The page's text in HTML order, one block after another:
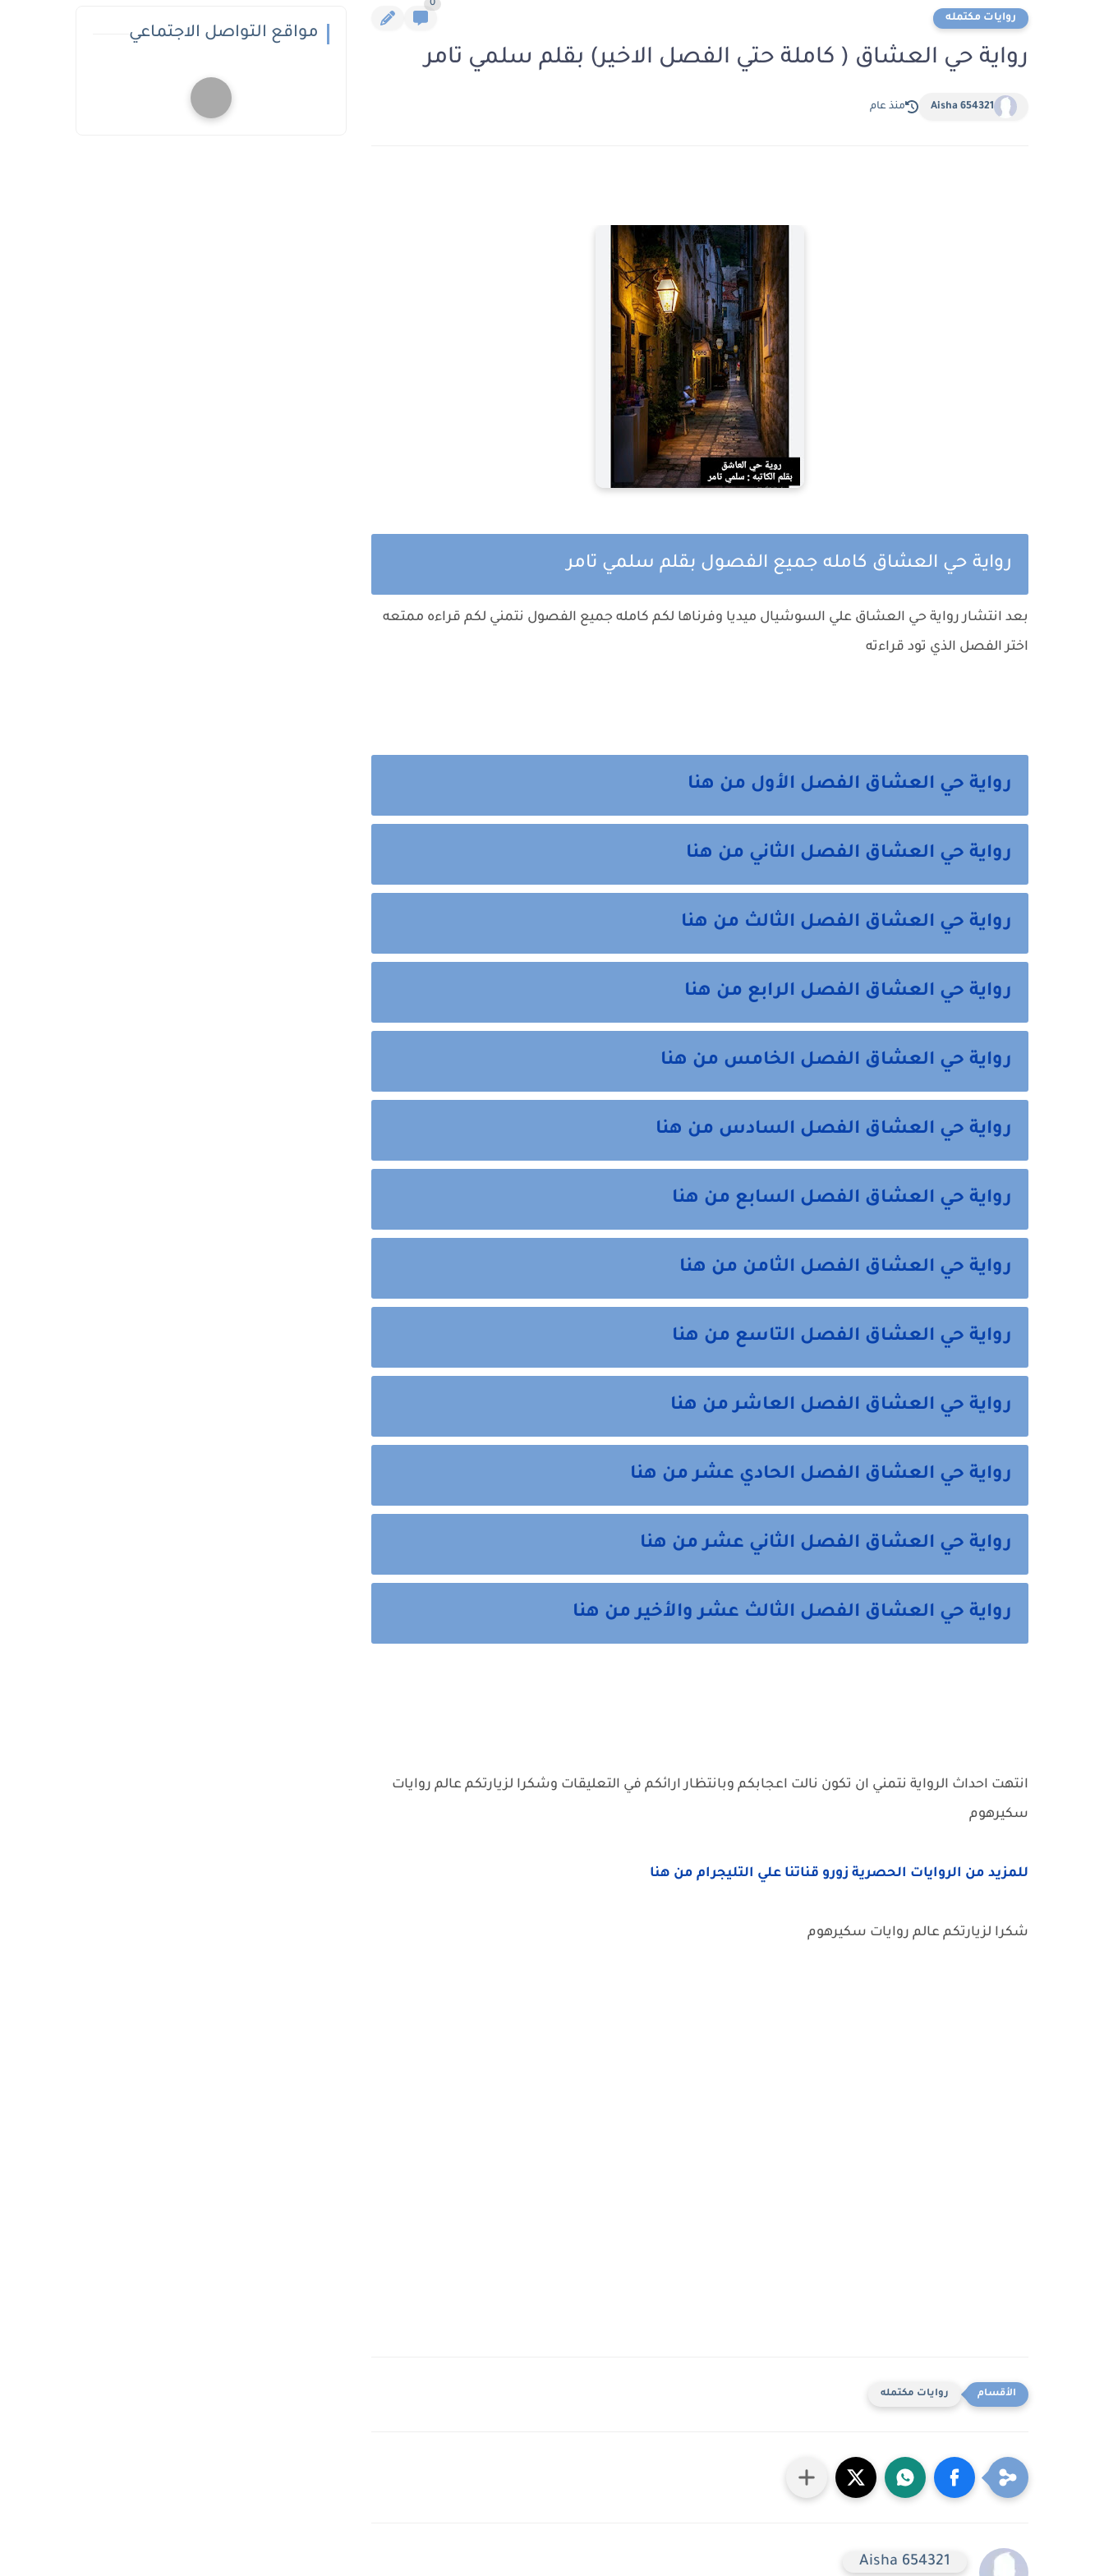
روايات مكتمله
0
رواية حي العشاق ( كاملة حتي الفصل الاخير) بقلم سلمي تامر
Aisha 654321 منذ عام
رواية حي العشاق كامله جميع الفصول بقلم سلمي تامر
بعد انتشار رواية حي العشاق علي السوشيال ميديا وفرناها لكم كامله جميع الفصول نتمني لكم قراءه ممتعه
اختر الفصل الذي تود قراءته
رواية حي العشاق الفصل الأول من هنا
رواية حي العشاق الفصل الثاني من هنا
رواية حي العشاق الفصل الثالث من هنا
رواية حي العشاق الفصل الرابع من هنا
رواية حي العشاق الفصل الخامس من هنا
رواية حي العشاق الفصل السادس من هنا
رواية حي العشاق الفصل السابع من هنا
رواية حي العشاق الفصل الثامن من هنا
رواية حي العشاق الفصل التاسع من هنا
رواية حي العشاق الفصل العاشر من هنا
رواية حي العشاق الفصل الحادي عشر من هنا
رواية حي العشاق الفصل الثاني عشر من هنا
رواية حي العشاق الفصل الثالث عشر والأخير من هنا
انتهت احداث الرواية نتمني ان تكون نالت اعجابكم وبانتظار ارائكم في التعليقات وشكرا لزيارتكم عالم روايات
سكيرهوم
للمزيد من الروايات الحصرية زورو قناتنا علي التليجرام من هنا
شكرا لزيارتكم عالم روايات سكيرهوم
روايات مكتمله
Aisha 654321
مواقع التواصل الاجتماعي